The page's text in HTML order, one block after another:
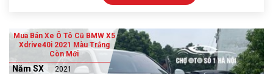
Mua Bán Xe Ô Tô Cũ BMW X5
Xdrive40i 2021 Màu Trắng
Còn Mới
Năm SX 2021